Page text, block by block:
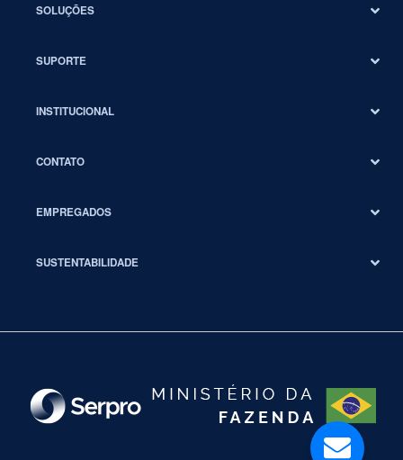
SOLUÇÕES
SUPORTE
INSTITUCIONAL
CONTATO
EMPREGADOS
SUSTENTABILIDADE